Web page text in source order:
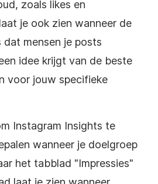
zoals likes en
je ook zien wanneer de
mensen je posts
idee krijgt van de beste
voor jouw specifieke
Instagram Insights te
wanneer je doelgroep
het tabblad "Impressies"